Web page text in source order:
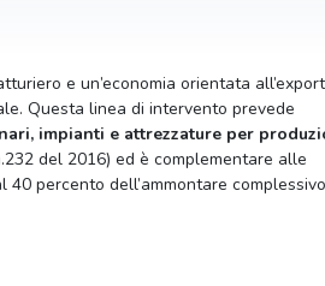
e un’economia orientata
Questa linea di intervento prevede
impianti e attrezzature per
del 2016) ed è complementare alle
40 percento dell’ammontare complessivo